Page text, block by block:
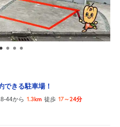
できる駐車場！
44から 1.3km 徒歩 17～24分